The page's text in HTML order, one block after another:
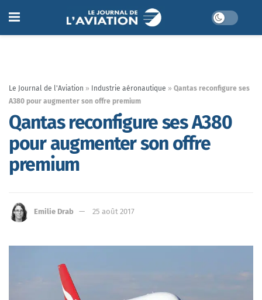
Le Journal de l'Aviation » Industrie aéronautique » Qantas reconfigure ses
A380 pour augmenter son offre premium
Qantas reconfigure ses A380
pour augmenter son offre
premium
Emilie Drab 25 août 2017